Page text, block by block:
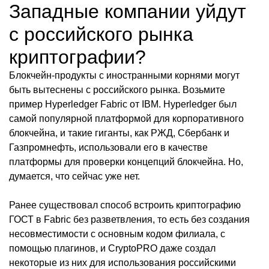
Западные компании уйдут
с российского рынка
криптографии?
Блокчейн-продукты с иностранными корнями могут
быть вытеснены с российского рынка. Возьмите
пример Hyperledger Fabric от IBM. Hyperledger был
самой популярной платформой для корпоративного
блокчейна, и такие гиганты, как РЖД, Сбербанк и
Газпромнефть, использовали его в качестве
платформы для проверки концепций блокчейна. Но,
думается, что сейчас уже нет.
Ранее существовал способ встроить криптографию
ГОСТ в Fabric без разветвления, то есть без создания
несовместимости с основным кодом филиала, с
помощью плагинов, и CryptoPRO даже создал
некоторые из них для использования российскими